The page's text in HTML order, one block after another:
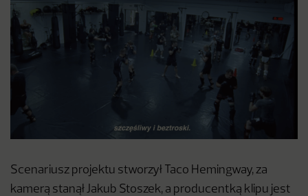
Scenariusz projektu stworzył Taco Hemingway, za
kamerą stanął Jakub Stoszek, a producentką klipu jest